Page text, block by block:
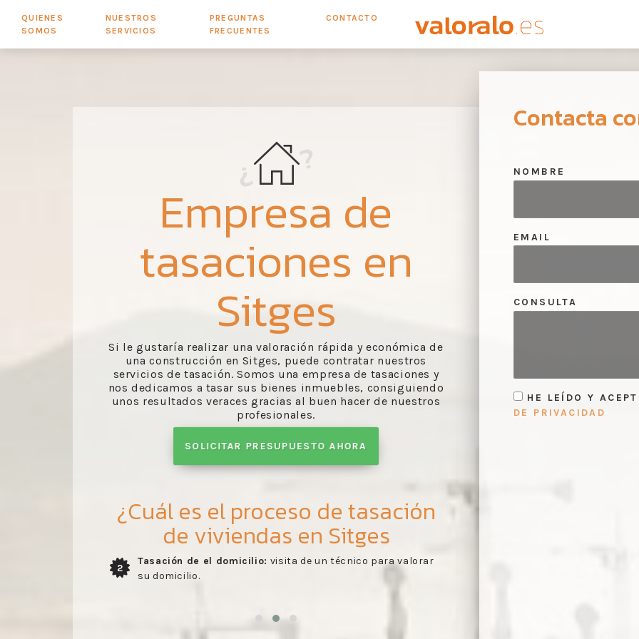
QUIENES
SOMOS
NUESTROS
SERVICIOS
PREGUNTAS
FRECUENTES
CONTACTO
Empresa de
tasaciones en
Sitges
Si le gustaría realizar una valoración rápida y económica de
una construcción en Sitges, puede contratar nuestros
servicios de tasación. Somos una empresa de tasaciones y
nos dedicamos a tasar sus bienes inmuebles, consiguiendo
unos resultados veraces gracias al buen hacer de nuestros
profesionales.
SOLICITAR PRESUPUESTO AHORA
¿Cuál es el proceso de tasación
de viviendas en Sitges
3
Entrega del informe:recibo del informe de tasación
realizado por nuestros trabajadores de acuerdo con lo visto
Contacta
NOMBRE
EMAIL
CONSULTA
HE LEÍDO Y
DE PRIVACIDAD